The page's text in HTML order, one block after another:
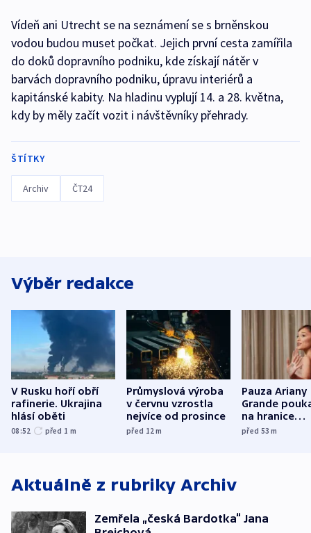
Vídeň ani Utrecht se na seznámení se s brněnskou
vodou budou muset počkat. Jejich první cesta zamířila
do doků dopravního podniku, kde získají nátěr v
barvách dopravního podniku, úpravu interiérů a
kapitánské kabity. Na hladinu vyplují 14. a 28. května,
kdy by měly začít vozit i návštěvníky přehrady.
ŠTÍTKY
Archiv ČT24
Výběr redakce
V Rusku hoří obří
rafinerie. Ukrajina
hlásí oběti
08:52 před 1 m
Průmyslová výroba
v červnu vzrostla
nejvíce od prosince
před 12m
Pauza Ariany
Grande
na hranice
před 53m
Aktuálně z rubriky Archiv
Zemřela „česká Bardotka“ Jana